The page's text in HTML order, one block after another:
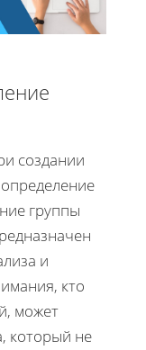
создании
группы
и
кто
может
который не